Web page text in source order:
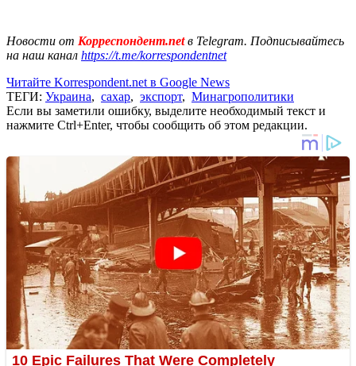
Новости от Корреспондент.netв Telegram. Подписывайтесь
на наш канал https://t.me/korrespondentnet
Читайте Korrespondent.net в Google News
ТЕГИ: Украина, сахар, экспорт, Минагрополитики
Если вы заметили ошибку, выделите необходимый текст и
нажмите Ctrl+Enter, чтобы сообщить об этом редакции.